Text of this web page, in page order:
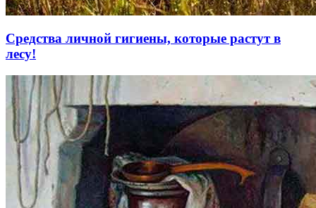
Средства личной гигиены, которые растут в
лесу!